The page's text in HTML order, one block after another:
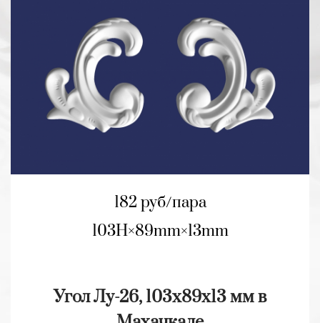
182 руб/пара
103H 89mm 13mm
Угол Лу-26, 103х89х13 мм в